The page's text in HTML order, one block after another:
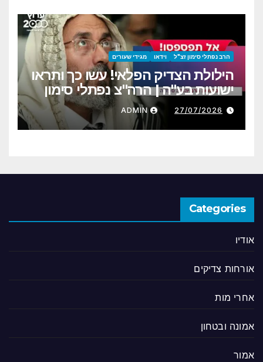
הרב נפתלי סימון זצ"ל וידאו מגידי שעורים
הילולת הצדיק הפלאי! עשו כך ותראו
ישועות בע"ה | הרה"צ נפתלי סימון
זצ"ל | הרב יהודה סעדיה
27/07/2026
ADMIN
Categories
אודיו
אורחות צדיקים
אחרי מות
אמונה ובטחון
אמור